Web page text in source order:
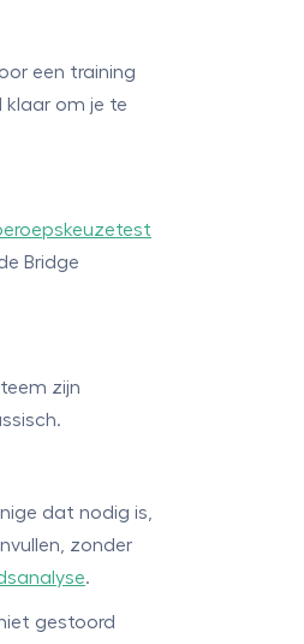
een training
klaar om je te
Bridge
zijn
dat nodig is,
zonder
.
gestoord